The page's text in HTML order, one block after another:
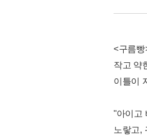
<구름빵
작고 약
이틀이
"아이고
노랗고,